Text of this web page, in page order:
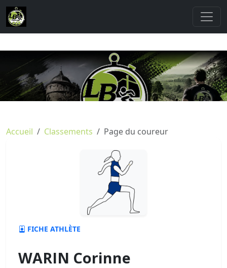
Accueil Classements Page du coureur
FICHE ATHLÈTE
WARIN Corinne